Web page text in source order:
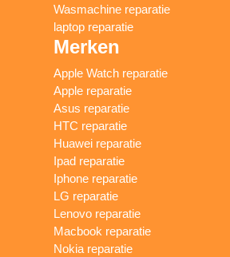
Wasmachine reparatie
laptop reparatie
Merken
Apple Watch reparatie
Apple reparatie
Asus reparatie
HTC reparatie
Huawei reparatie
Ipad reparatie
Iphone reparatie
LG reparatie
Lenovo reparatie
Macbook reparatie
Nokia reparatie